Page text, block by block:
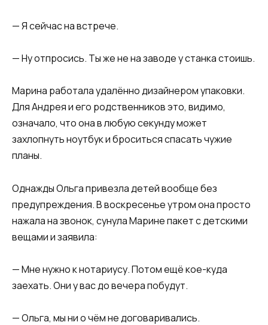
— Я сейчас на встрече.
— Ну отпросись. Ты же не на заводе у станка стоишь.
Марина работала удалённо дизайнером упаковки.
Для Андрея и его родственников это, видимо,
означало, что она в любую секунду может
захлопнуть ноутбук и броситься спасать чужие
планы.
Однажды Ольга привезла детей вообще без
предупреждения. В воскресенье утром она просто
нажала на звонок, сунула Марине пакет с детскими
вещами и заявила:
— Мне нужно к нотариусу. Потом ещё кое-куда
заехать. Они у вас до вечера побудут.
— Ольга, мы ни о чём не договаривались.